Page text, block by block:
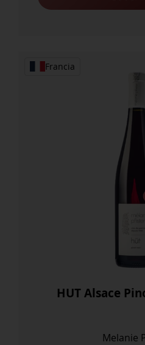
Francia
HUT Alsace
Melanie